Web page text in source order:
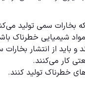
بخارات سمی تولید
شیمیایی خطرناک
و باید از انتشار
کار می‌کنند.
خطرناک تولید کنند.